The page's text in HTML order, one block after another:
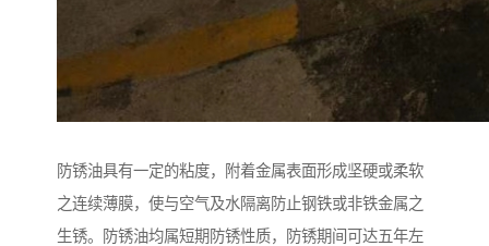
防锈油具有一定的粘度，附着金属表面形成坚硬或柔软
之连续薄膜，使与空气及水隔离防止钢铁或非铁金属之
生锈。防锈油均属短期防锈性质，防锈期间可达五年左